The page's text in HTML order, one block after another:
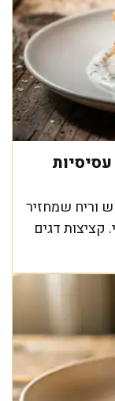
וריח שמחזיר
קציצות דגים